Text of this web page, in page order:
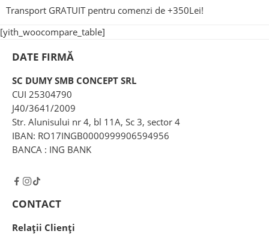
Transport GRATUIT pentru comenzi de +350Lei!
[yith_woocompare_table]
DATE FIRMĂ
SC DUMY SMB CONCEPT SRL
CUI 25304790
J40/3641/2009
Str. Alunisului nr 4, bl 11A, Sc 3, sector 4
IBAN: RO17INGB0000999906594956
BANCA : ING BANK
CONTACT
Relații Clienți